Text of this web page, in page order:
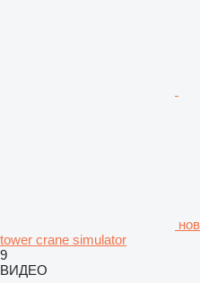
tower crane simulator
9
ВИДЕО